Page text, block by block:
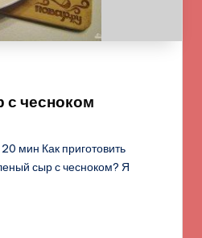
чесноком
мин Как приготовить
сыр с чесноком? Я